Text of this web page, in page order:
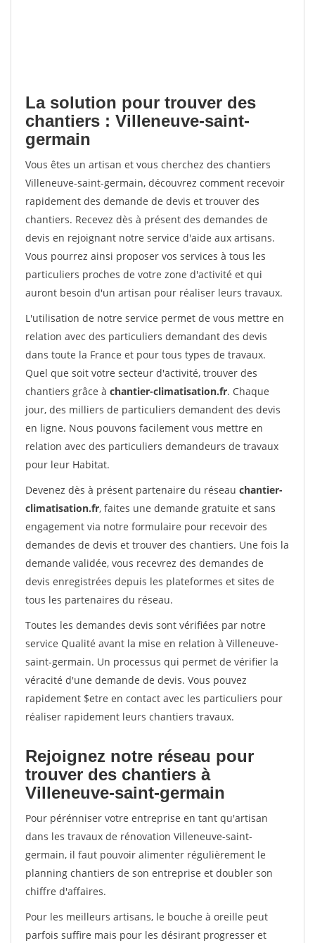
La solution pour trouver des
chantiers : Villeneuve-saint-
germain
Vous êtes un artisan et vous cherchez des chantiers
Villeneuve-saint-germain, découvrez comment recevoir
rapidement des demande de devis et trouver des
chantiers. Recevez dès à présent des demandes de
devis en rejoignant notre service d'aide aux artisans.
Vous pourrez ainsi proposer vos services à tous les
particuliers proches de votre zone d'activité et qui
auront besoin d'un artisan pour réaliser leurs travaux.
L'utilisation de notre service permet de vous mettre en
relation avec des particuliers demandant des devis
dans toute la France et pour tous types de travaux.
Quel que soit votre secteur d'activité, trouver des
chantiers grâce à chantier-climatisation.fr. Chaque
jour, des milliers de particuliers demandent des devis
en ligne. Nous pouvons facilement vous mettre en
relation avec des particuliers demandeurs de travaux
pour leur Habitat.
Devenez dès à présent partenaire du réseau chantier-
climatisation.fr, faites une demande gratuite et sans
engagement via notre formulaire pour recevoir des
demandes de devis et trouver des chantiers. Une fois la
demande validée, vous recevrez des demandes de
devis enregistrées depuis les plateformes et sites de
tous les partenaires du réseau.
Toutes les demandes devis sont vérifiées par notre
service Qualité avant la mise en relation à Villeneuve-
saint-germain. Un processus qui permet de vérifier la
véracité d'une demande de devis. Vous pouvez
rapidement $etre en contact avec les particuliers pour
réaliser rapidement leurs chantiers travaux.
Rejoignez notre réseau pour
trouver des chantiers à
Villeneuve-saint-germain
Pour pérénniser votre entreprise en tant qu'artisan
dans les travaux de rénovation Villeneuve-saint-
germain, il faut pouvoir alimenter régulièrement le
planning chantiers de son entreprise et doubler son
chiffre d'affaires.
Pour les meilleurs artisans, le bouche à oreille peut
parfois suffire mais pour les désirant progresser et